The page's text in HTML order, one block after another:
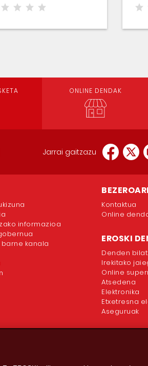
ONLINE DENDAK
Jarrai gaitzazu
informazioa
kanala
Kontaktua
Online
EROSKI
Denden
Irekitako
Online
Atsedena
Elektronika
Etxetresna
Aseguruak